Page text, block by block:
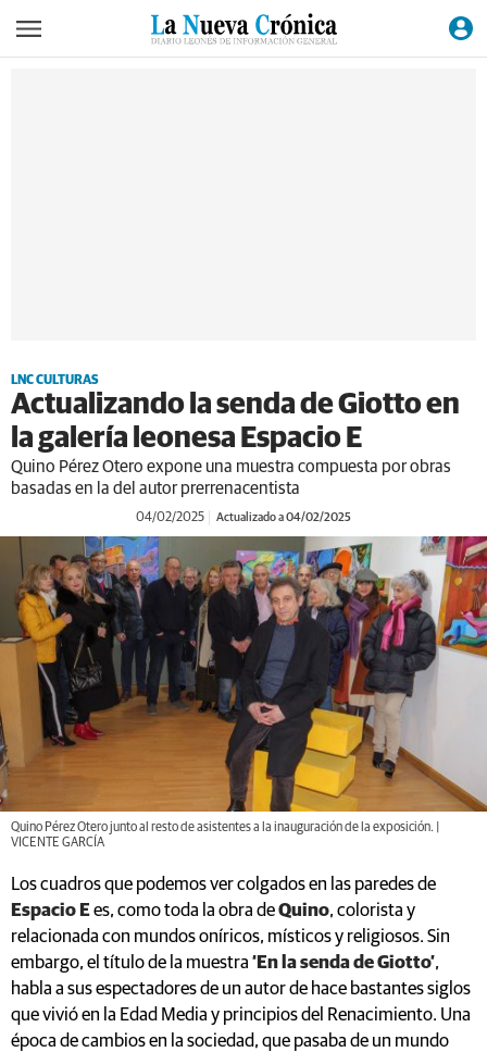
LNC CULTURAS
Actualizando la senda de Giotto en
la galería leonesa Espacio E
Quino Pérez Otero expone una muestra compuesta por obras
basadas en la del autor prerrenacentista
04/02/2025 Actualizado a 04/02/2025
Quino Pérez Otero junto al resto de asistentes a la inauguración de la exposición. |
VICENTE GARCÍA
Los cuadros que podemos ver colgados en las paredes de
Espacio Ees, como toda la obra deQuino, colorista y
relacionada con mundos oníricos, místicos y religiosos. Sin
embargo, el título de la muestra ‘En la senda de Giotto’,
habla a sus espectadores de un autor de hace bastantes siglos
que vivió en la Edad Media y principios del Renacimiento. Una
época de cambios en la sociedad, que pasaba de un mundo